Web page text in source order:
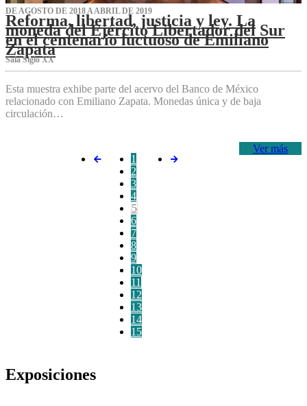
DE AGOSTO DE 2018 A ABRIL DE 2019
Reforma, libertad, justicia y ley. La
moneda del Ejército Libertador del Sur
en el centenario luctuoso de Emiliano
Zapata
Sala Siglo XX
Esta muestra exhibe parte del acervo del Banco de México
relacionado con Emiliano Zapata. Monedas única y de baja
circulación…
Ver más
1
2
3
4
5
6
7
8
9
10
11
12
13
14
15
Exposiciones